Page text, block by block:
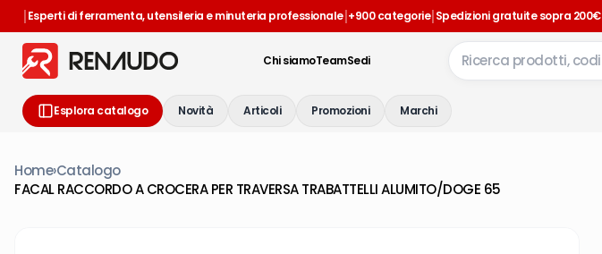
|Esperti di ferramenta, utensileria e minuteria professionale|+900 categorie|Spedizioni gratuite sopra 200€
Chi siamoTeamSedi
Esplora catalogo Novità Articoli Promozioni Marchi
Home›Catalogo
FACAL RACCORDO A CROCERA PER TRAVERSA TRABATTELLI ALUMITO/DOGE 65